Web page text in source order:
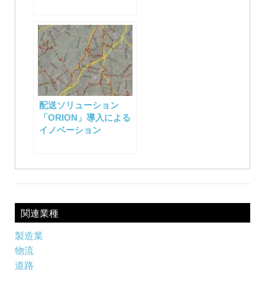
配送ソリューション
「ORION」導入による
イノベーション
関連業種
製造業
物流
道路